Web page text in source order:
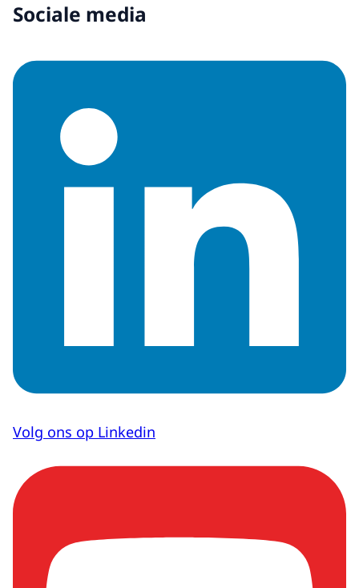
Sociale media
Volg ons op Linkedin